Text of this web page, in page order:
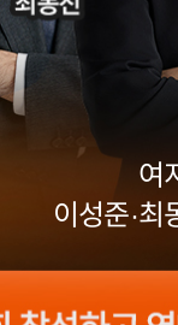
여
이성준·최